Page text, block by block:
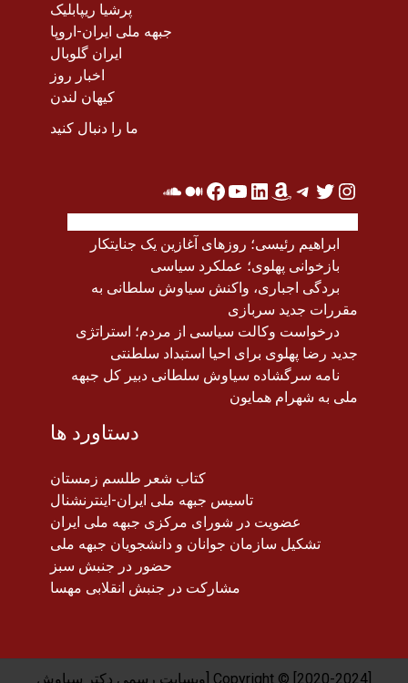
پرشیا ریپابلیک
جبهه ملی ایران-اروپا
ایران گلوبال
اخبار روز
کیهان لندن
ما را دنبال کنید
ابراهیم رئیسی؛ روزهای آغازین یک جنایتکار
بازخوانی پهلوی؛ عملکرد سیاسی
بردگی اجباری، واکنش سیاوش سلطانی به
مقررات جدید سربازی
درخواست وکالت سیاسی از مردم؛ استراتژی
جدید رضا پهلوی برای احیا استبداد سلطنتی
نامه سرگشاده سیاوش سلطانی دبیر کل جبهه
ملی به شهرام همایون
دستاورد ها
کتاب شعر طلسم زمستان
تاسیس جبهه ملی ایران-اینترنشنال
عضویت در شورای مرکزی جبهه ملی ایران
تشکیل سازمان جوانان و دانشجویان جبهه ملی
حضور در جنبش سبز
مشارکت در جنبش انقلابی مهسا
Copyright © [2020-2024] [وبسایت رسمی دکتر سیاوش